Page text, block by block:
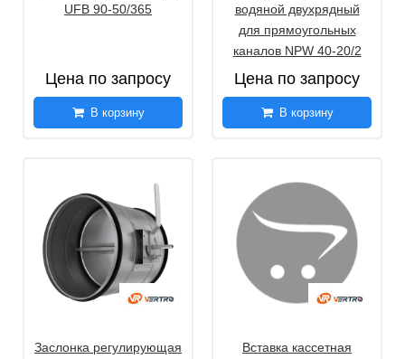
UFB 90-50/365
Цена по запросу
В корзину
водяной двухрядный
для прямоугольных
каналов NPW 40-20/2
Цена по запросу
В корзину
Заслонка регулирующая
Вставка кассетная